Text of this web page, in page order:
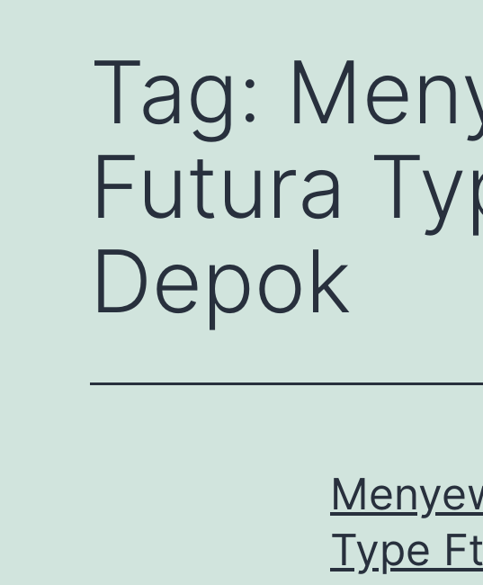
Tag:
Futura
Depok
Type